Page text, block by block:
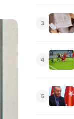
3
4
5